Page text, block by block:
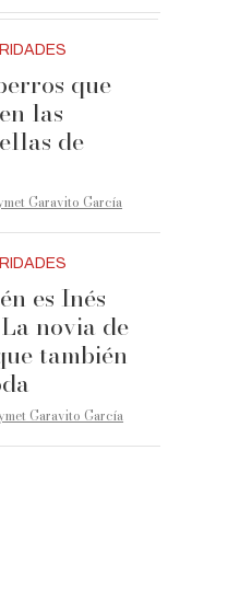
que
las
de
Garavito García
es Inés
novia de
también
Garavito García